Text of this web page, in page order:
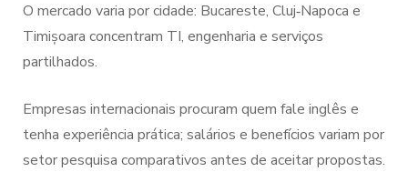
O mercado varia por cidade: Bucareste, Cluj‑Napoca e
Timișoara concentram TI, engenharia e serviços
partilhados.
Empresas internacionais procuram quem fale inglês e
tenha experiência prática; salários e benefícios variam por
setor pesquisa comparativos antes de aceitar propostas.